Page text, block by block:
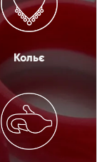
Кольє